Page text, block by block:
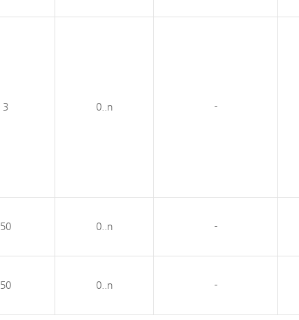
3 0..n -
50 0..n -
50 0..n -